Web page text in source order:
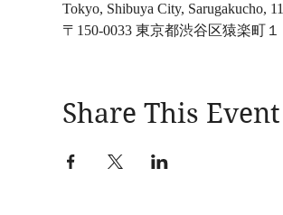
Tokyo, Shibuya City, Sarugakucho,
〒150-0033 東京都渋谷区猿楽町
Share This Event